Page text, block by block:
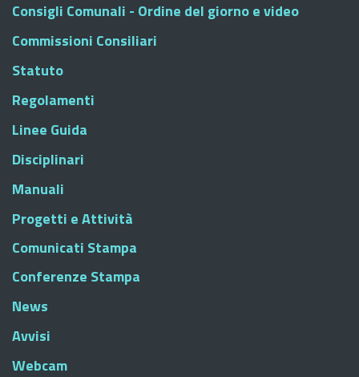
Consigli Comunali - Ordine del giorno e video
Commissioni Consiliari
Statuto
Regolamenti
Linee Guida
Disciplinari
Manuali
Progetti e Attività
Comunicati Stampa
Conferenze Stampa
News
Avvisi
Webcam